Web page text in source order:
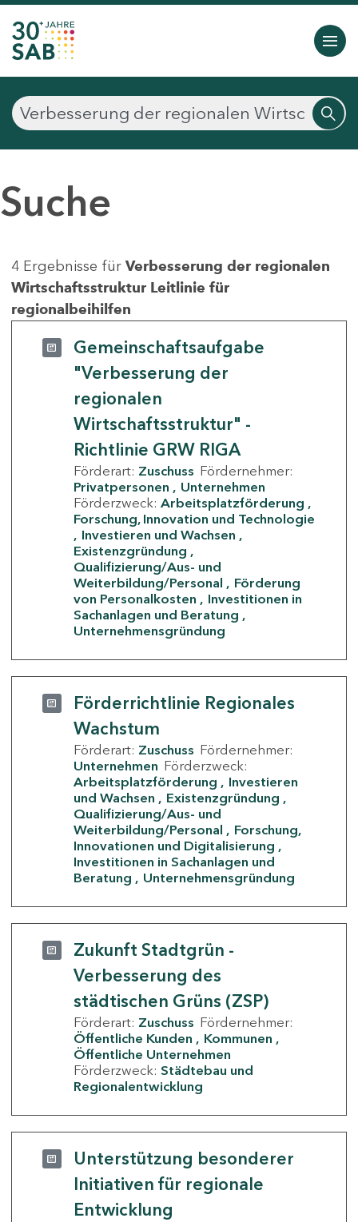
Suche
4 Ergebnisse für Verbesserung der regionalen
Wirtschaftsstruktur Leitlinie für
regionalbeihilfen
Gemeinschaftsaufgabe
"Verbesserung der
regionalen
Wirtschaftsstruktur" -
Richtlinie GRW RIGA
Förderart: Zuschuss Fördernehmer:
Privatpersonen
Unternehmen
Förderzweck: Arbeitsplatzförderung
Forschung, Innovation und Technologie
Investieren und Wachsen
Existenzgründung
Qualifizierung/Aus- und
Weiterbildung/Personal
Förderung
von Personalkosten
Investitionen in
Sachanlagen und Beratung
Unternehmensgründung
Förderrichtlinie Regionales
Wachstum
Förderart: Zuschuss Fördernehmer:
Unternehmen Förderzweck:
Arbeitsplatzförderung
Investieren
und Wachsen
Existenzgründung
Qualifizierung/Aus- und
Weiterbildung/Personal
Forschung,
Innovationen und Digitalisierung
Investitionen in Sachanlagen und
Beratung
Unternehmensgründung
Zukunft Stadtgrün -
Verbesserung des
städtischen Grüns (ZSP)
Förderart: Zuschuss Fördernehmer:
Öffentliche Kunden
Kommunen
Öffentliche Unternehmen
Förderzweck: Städtebau und
Regionalentwicklung
Unterstützung besonderer
Initiativen für regionale
Entwicklung